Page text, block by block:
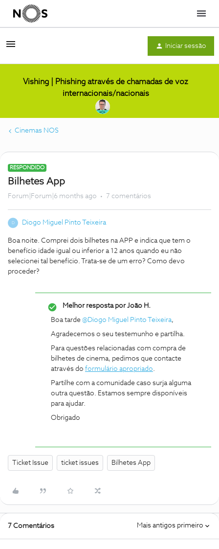
Menu
Iniciar sessão
Vishing | Phishing através de chamadas de voz
internacionais/nacionais
Cinemas NOS
RESPONDIDO
Bilhetes App
Forum|Forum|6 months ago 7 comentários
D Diogo Miguel Pinto Teixeira
Boa noite. Comprei dois bilhetes na APP e indica que tem o
benefício idade igual ou inferior a 12 anos quando eu não
selecionei tal benefício. Trata-se de um erro? Como devo
proceder?
Melhor resposta porJoão H.
Boa tarde ​ @Diogo Miguel Pinto Teixeira,
Agradecemos o seu testemunho e partilha.
Para questões relacionadas com compra de
bilhetes de cinema, pedimos que contacte
através do formulário apropriado.
Partilhe com a comunidade caso surja alguma
outra questão. Estamos sempre disponíveis
para ajudar.
Obrigado
Ticket Issue ticket issues Bilhetes App
7 Comentários Mais antigos primeiro